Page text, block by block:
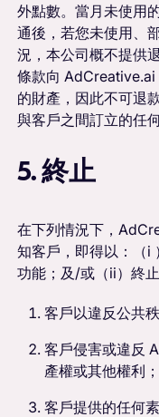
外點數。當月未使用
通後，若您未使用、
況，本公司概不提供
條款向
的財產，因此不可退
與客戶之間訂立的任
5. 終止
在下列情況下，
知客戶，即得以：（i
功能；及/或（ii）終
客戶以違反公共
客戶侵害或違反
產權或其他權利；
客戶提供的任何